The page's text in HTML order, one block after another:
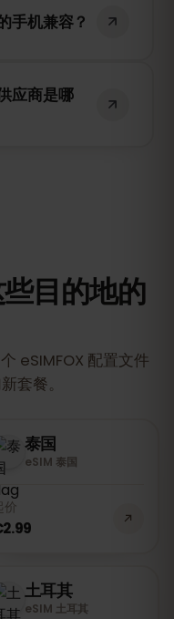
进行通
手机兼容？
应商是哪
目的地的
eSIMFOX 配置文件
套餐。
泰国
eSIM 泰国
价
土耳其
eSIM 土耳其